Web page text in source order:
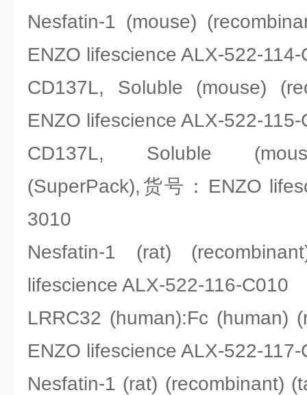
Nesfatin-1 (mouse)
ENZO lifescience ALX-522-114-
CD137L, Soluble (mouse)
ENZO lifescience ALX-522-115-
CD137L, Soluble
(SuperPack),货号：ENZO
3010
Nesfatin-1 (rat)
lifescience ALX-522-116-C010
LRRC32 (human):Fc (human)
ENZO lifescience ALX-522-117-
Nesfatin-1 (rat) (recombinant)